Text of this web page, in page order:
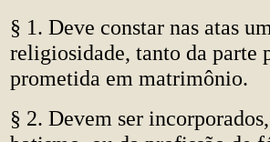
§ 1. Deve constar nas atas
religiosidade, tanto da parte
prometida em matrimônio.
§ 2. Devem ser